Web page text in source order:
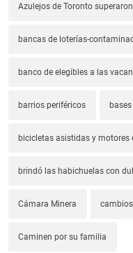
Azulejos de Toronto
bancas de loterías-
banco de elegibles a las
barrios periféricos
bicicletas asistidas y motores
brindó las habichuelas con
Cámara Minera
Caminen por su familia